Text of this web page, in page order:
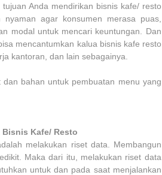
Anda mendirikan bisnis kafe/ resto
agar konsumen merasa puas,
modal untuk mencari keuntungan. Dan
mencantumkan kalua bisnis kafe resto
kantoran, dan lain sebagainya.
bahan untuk pembuatan menu yang
Kafe/ Resto
melakukan riset data. Membangun
Maka dari itu, melakukan riset data
untuk dan pada saat menjalankan